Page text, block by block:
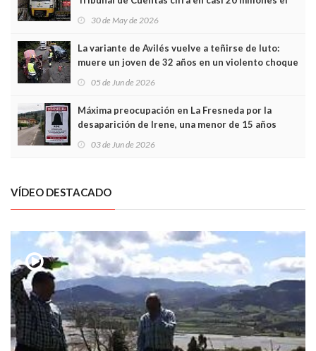
sobrecoste de los trenes que no cabían por los
30 de May de 2026
La variante de Avilés vuelve a teñirse de luto:
muere un joven de 32 años en un violento choque
frontal
05 de Jun de 2026
Máxima preocupación en La Fresneda por la
desaparición de Irene, una menor de 15 años
03 de Jun de 2026
VÍDEO DESTACADO